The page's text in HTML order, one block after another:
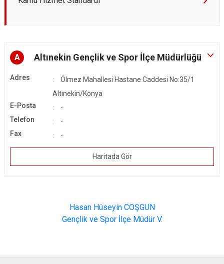
A Altınekin Gençlik ve Spor İlçe Müdürlüğü
Adres
Ölmez Mahallesi Hastane Caddesi No:35/1
Altınekin/Konya
E-Posta
-
Telefon
-
Fax
-
Haritada Gör
Hasan Hüseyin COŞGUN
Gençlik ve Spor İlçe Müdür V.